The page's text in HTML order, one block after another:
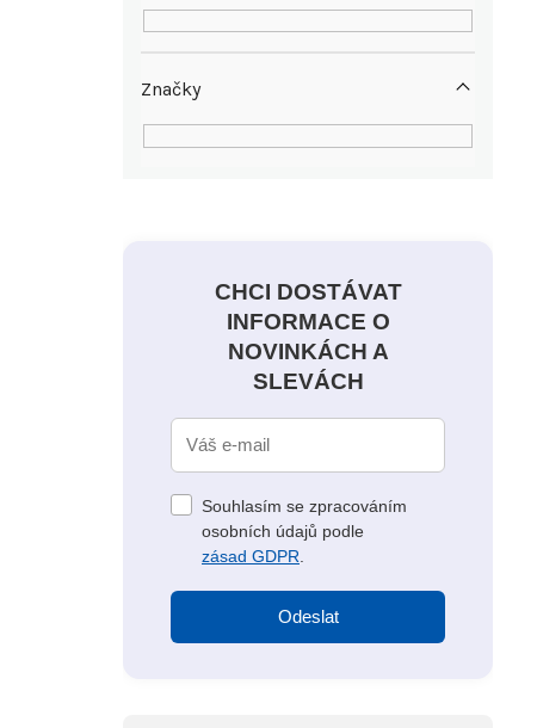
Značky
CHCI DOSTÁVAT
INFORMACE O
NOVINKÁCH A
SLEVÁCH
Souhlasím se zpracováním
osobních údajů podle
zásad GDPR
Odeslat